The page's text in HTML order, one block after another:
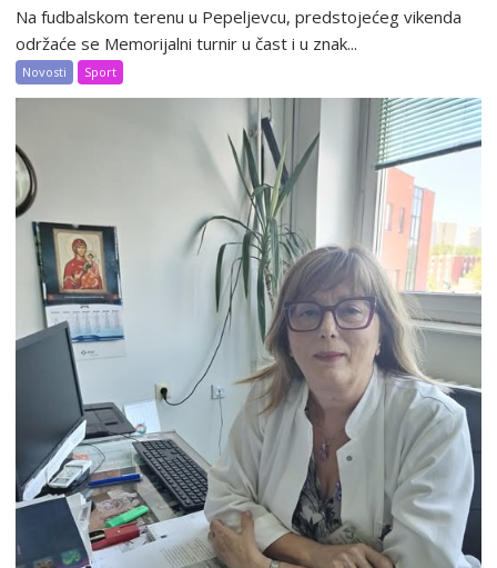
Na fudbalskom terenu u Pepeljevcu, predstojećeg vikenda
održaće se Memorijalni turnir u čast i u znak...
Novosti Sport